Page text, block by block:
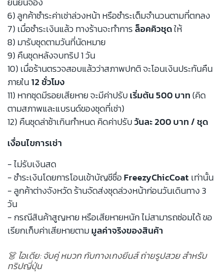
6) ลูกค้าชำระค่าเช่าล่วงหน้า หรือชำระเต็มจำนวนตามที่ตกลง
7) เมื่อชำระเงินแล้ว ทางร้านจะทำการล็อคคิวชุดให้
8) มารับชุดตามวันที่นัดหมาย
9) คืนชุดหลังจบทริป 1 วัน
10) เมื่อร้านตรวจสอบแล้วว่าสภาพปกติ จะโอนเงินประกันคืน
ภายใน12 ชั่วโมง
11) หากชุดมีรอยเสียหาย จะมีค่าปรับเริ่มต้น 500 บาท(คิด
ตามสภาพและแบรนด์ของชุดที่เช่า)
12) คืนชุดล่าช้าเกินกำหนด คิดค่าปรับวันละ 200 บาท / ชุด
เงื่อนไขการเช่า
- ไม่รับเงินสด
- ชำระเงินโดยการโอนเข้าบัญชีชื่อFreezyChicCoat เท่านั้น
- ลูกค้าต่างจังหวัด ร้านจัดส่งชุดล่วงหน้าก่อนวันเดินทาง 3
วัน
- กรณีสินค้าสูญหาย หรือเสียหายหนัก ไม่สามารถซ่อมได้ ขอ
เรียกเก็บค่าเสียหายตามมูลค่าจริงของสินค้า
👗 ไอเดีย: จับคู่ หมวก กับกางเกงยีนส์ ถ่ายรูปสวย สำหรับ
ทริปญี่ปุ่น